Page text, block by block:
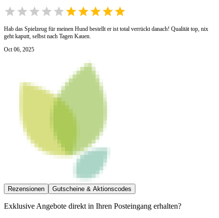
Hab das Spielzeug für meinen Hund bestellt er ist total verrückt danach! Qualität top, nix
geht kaputt, selbst nach Tagen Kauen.
Oct 06, 2025
Rezensionen Gutscheine & Aktionscodes
Exklusive Angebote direkt in Ihren Posteingang erhalten?